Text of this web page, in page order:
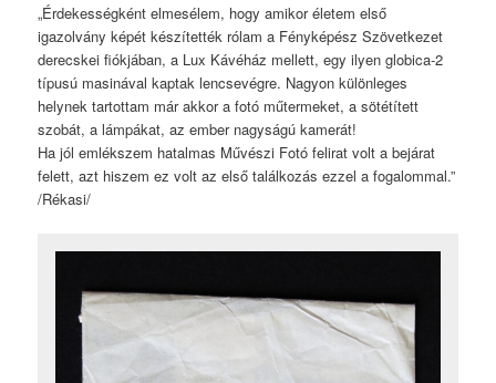
„Érdekességként elmesélem, hogy amikor életem első
igazolvány képét készítették rólam a Fényképész Szövetkezet
derecskei fiókjában, a Lux Kávéház mellett, egy ilyen globica-2
típusú masinával kaptak lencsevégre. Nagyon különleges
helynek tartottam már akkor a fotó műtermeket, a sötétített
szobát, a lámpákat, az ember nagyságú kamerát!
Ha jól emlékszem hatalmas Művészi Fotó felirat volt a bejárat
felett, azt hiszem ez volt az első találkozás ezzel a fogalommal.”
/Rékasi/